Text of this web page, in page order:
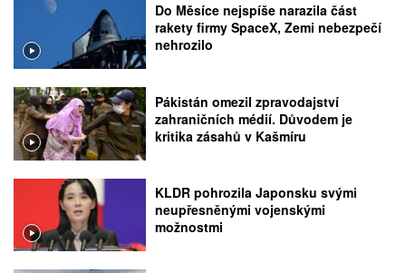
Do Měsíce nejspíše narazila část
rakety firmy SpaceX, Zemi nebezpečí
nehrozilo
Pákistán omezil zpravodajství
zahraničních médií. Důvodem je
kritika zásahů v Kašmíru
KLDR pohrozila Japonsku svými
neupřesněnými vojenskými
možnostmi